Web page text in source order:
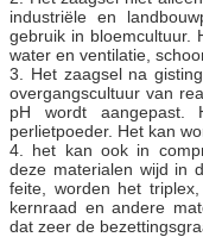
industriële en
gebruik in bloemcultuur.
water en ventilatie,
3. Het zaagsel na
overgangscultuur van
pH wordt
perlietpoeder. Het kan
4. het kan ook in
deze materialen wijd in
feite, worden het
kernraad en andere
dat zeer de